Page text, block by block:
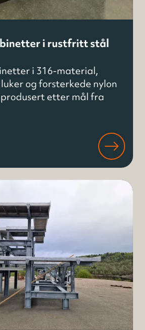
i rustfritt stål
i 316-material,
og forsterkede nylon
etter mål fra